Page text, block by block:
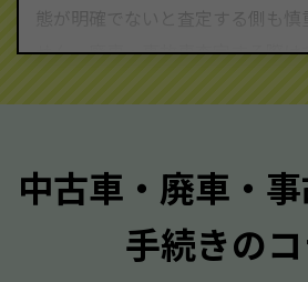
態が明確でないと査定する側も
せん。廃車・事故車査定する際
質問させていただく内容は以下
メーカー／車種
中古車・廃車・
手続きの